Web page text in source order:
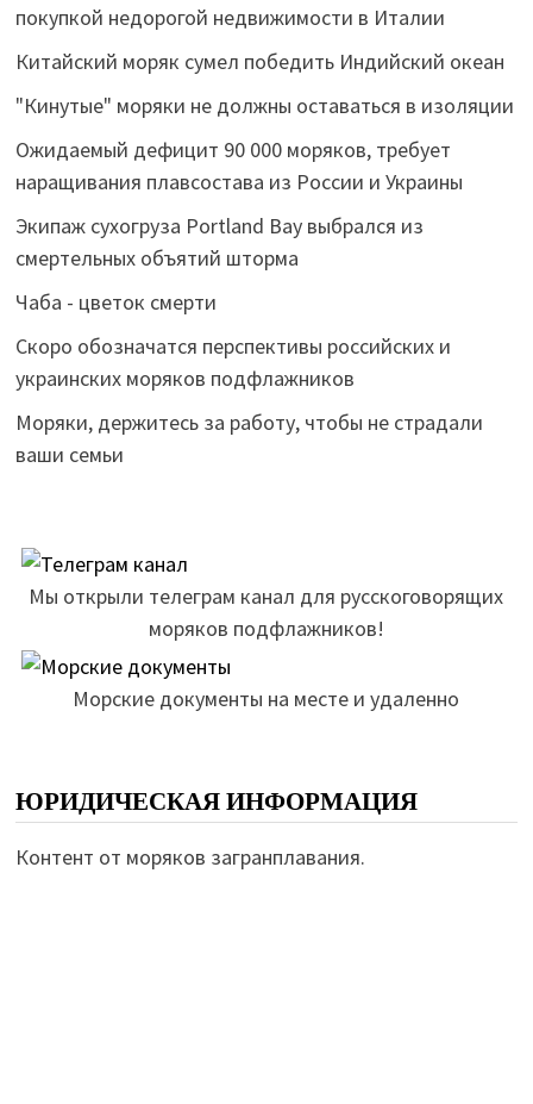
покупкой недорогой недвижимости в Италии
Китайский моряк сумел победить Индийский океан
"Кинутые" моряки не должны оставаться в изоляции
Ожидаемый дефицит 90 000 моряков, требует
наращивания плавсостава из России и Украины
Экипаж сухогруза Portland Bay выбрался из
смертельных объятий шторма
Чаба - цветок смерти
Скоро обозначатся перспективы российских и
украинских моряков подфлажников
Моряки, держитесь за работу, чтобы не страдали
ваши семьи
Мы открыли телеграм канал для русскоговорящих
моряков подфлажников!
Морские документы на месте и удаленно
ЮРИДИЧЕСКАЯ ИНФОРМАЦИЯ
Контент от моряков загранплавания.